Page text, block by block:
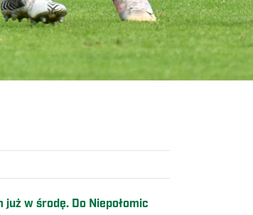
w środę. Do Niepołomic